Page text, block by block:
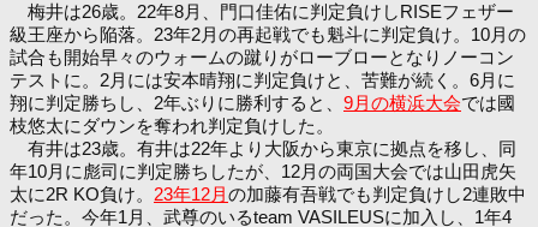
梅井は26歳。22年8月、門口佳佑に判定負けしRISEフェザー
級王座から陥落。23年2月の再起戦でも魁斗に判定負け。10月の
試合も開始早々のウォームの蹴りがローブローとなりノーコン
テストに。2月には安本晴翔に判定負けと、苦難が続く。6月に
翔に判定勝ちし、2年ぶりに勝利すると、 9月の横浜大会では國
枝悠太にダウンを奪われ判定負けした。
有井は23歳。有井は22年より大阪から東京に拠点を移し、同
年10月に彪司に判定勝ちしたが、12月の両国大会では山田虎矢
太に2R KO負け。 23年12月の加藤有吾戦でも判定負けし2連敗中
だった。今年1月、武尊のいるteam VASILEUSに加入し、1年4